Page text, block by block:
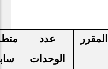
عدد
الوحدات